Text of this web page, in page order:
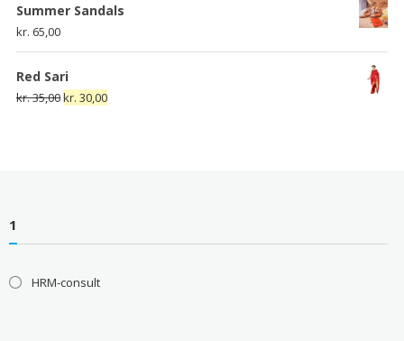
Summer Sandals
kr. 65,00
Red Sari
kr.35,00Den
kr. 30,00Den
1
HRM-consult